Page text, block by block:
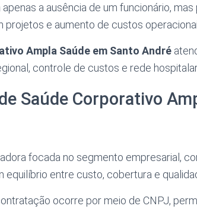
a ausência de um funcionário,
projetos e aumento de custos
Ampla Saúde em Santo André
controle de custos e rede
Saúde Corporativo
focada no segmento empresarial,
equilíbrio entre custo, cobertura e
ocorre por meio de CNPJ,